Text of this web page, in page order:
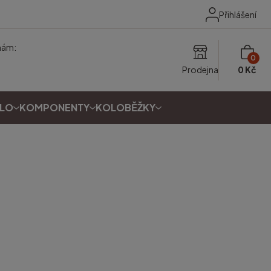
Přihlášení
Prodejna
0
0 Kč
KOMPONENTY KOLOBĚŽKY